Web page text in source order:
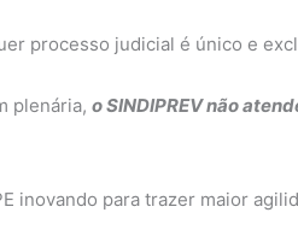
processo judicial é único e
plenária, o SINDIPREV não
inovando para trazer maior